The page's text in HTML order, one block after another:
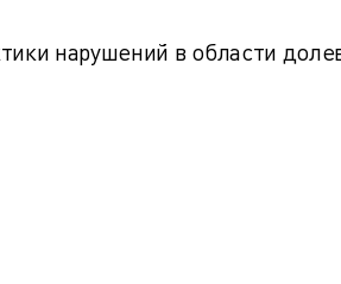
нарушений в области